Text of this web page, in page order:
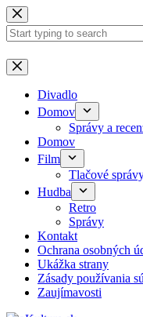
Skip
to
content
No
results
Divadlo
Domov
Správy a
Domov
Film
Tlačové
Hudba
Retro
Správy
Kontakt
Ochrana osobných
Ukážka strany
Zásady používania
Zaujímavosti